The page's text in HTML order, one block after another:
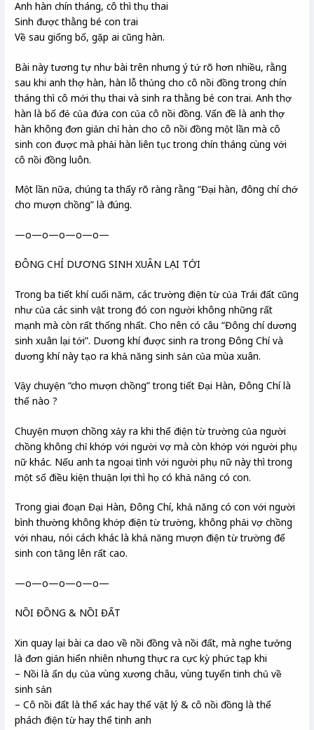
Anh hàn chín tháng, cô thì thụ thai
Sinh được thằng bé con trai
Về sau giống bố, gặp ai cũng hàn.
Bài này tương tự như bài trên nhưng ý tứ rõ hơn nhiều, rằng
sau khi anh thợ hàn, hàn lỗ thủng cho cô nồi đồng trong chín
tháng thì cô mới thụ thai và sinh ra thằng bé con trai. Anh thợ
hàn là bố đẻ của đứa con của cô nồi đồng. Vấn đề là anh thợ
hàn không đơn giản chỉ hàn cho cô nồi đồng một lần mà cô
sinh con được mà phải hàn liên tục trong chín tháng cùng với
cô nồi đồng luôn.
Một lần nữa, chúng ta thấy rõ ràng rằng “Đại hàn, đông chí chớ
cho mượn chồng” là đúng.
—o—o—o—o—o—
ĐÔNG CHÍ DƯƠNG SINH XUÂN LẠI TỚI
Trong ba tiết khí cuối năm, các trường điện từ của Trái đất cũng
như của các sinh vật trong đó con người không những rất
mạnh mà còn rất thống nhất. Cho nên có câu “Đông chí dương
sinh xuân lại tới”. Dương khí được sinh ra trong Đông Chí và
dương khí này tạo ra khả năng sinh sản của mùa xuân.
Vậy chuyện “cho mượn chồng” trong tiết Đại Hàn, Đông Chí là
thế nào ?
Chuyện mượn chồng xảy ra khi thể điện từ trường của người
chồng không chỉ khớp với người vợ mà còn khớp với người phụ
nữ khác. Nếu anh ta ngoại tình với người phụ nữ này thì trong
một số điều kiện thuận lợi thì họ có khả năng có con.
Trong giai đoạn Đại Hàn, Đông Chí, khả năng có con với người
bình thường không khớp điện từ trường, không phải vợ chồng
với nhau, nói cách khác là khả năng mượn điện từ trường để
sinh con tăng lên rất cao.
—o—o—o—o—o—
NỒI ĐỒNG & NỒI ĐẤT
Xin quay lại bài ca dao về nồi đồng và nồi đất, mà nghe tưởng
là đơn giản hiển nhiên nhưng thực ra cực kỳ phức tạp khi
– Nồi là ẩn dụ của vùng xương châu, vùng tuyến tinh chủ về
sinh sản
– Cô nồi đất là thể xác hay thể vật lý & cô nồi đồng là thể
phách điện từ hay thể tinh anh